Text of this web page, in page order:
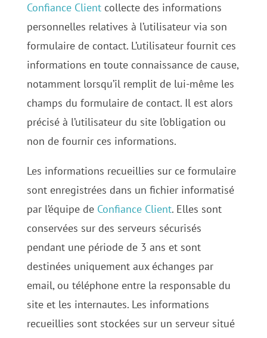
Confiance Clientcollecte des informations
personnelles relatives à l’utilisateur via son
formulaire de contact. L’utilisateur fournit ces
informations en toute connaissance de cause,
notamment lorsqu’il remplit de lui-même les
champs du formulaire de contact. Il est alors
précisé à l’utilisateur du site l’obligation ou
non de fournir ces informations.
Les informations recueillies sur ce formulaire
sont enregistrées dans un fichier informatisé
par l’équipe de Confiance Client. Elles sont
conservées sur des serveurs sécurisés
pendant une période de 3 ans et sont
destinées uniquement aux échanges par
email, ou téléphone entre la responsable du
site et les internautes. Les informations
recueillies sont stockées sur un serveur situé